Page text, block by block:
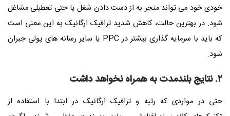
خودی خود می تواند منجر به از دست دادن شغل یا حتی تعطیلی مشاغل
شود. در بهترین حالت، کاهش شدید ترافیک ارگانیک به این معنی است
که باید با سرمایه گذاری بیشتر در PPC یا سایر رسانه های پولی جبران
شود.
۲. نتایج بلندمدت به همراه نخواهد داشت
حتی در مواردی که رتبه و ترافیک ارگانیک در ابتدا با استفاده از